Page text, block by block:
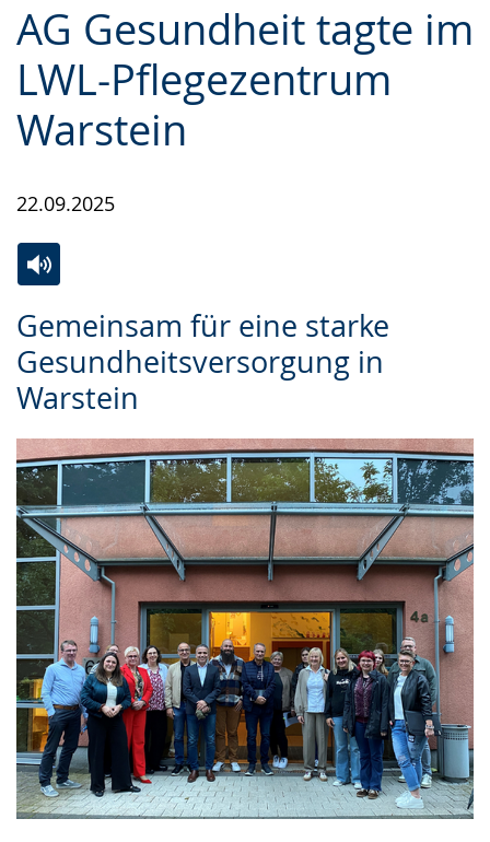
AG Gesundheit tagte im
LWL-Pflegezentrum
Warstein
22.09.2025
Gemeinsam für eine starke
Gesundheitsversorgung in
Warstein
Leichten
Sprache
wechseln.
Audio-
Unterstützung.
Video
in
Deutscher
wird
angezeigt.